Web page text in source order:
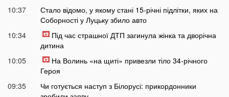
10:37
Стало відомо, у якому стані 15-річні підлітки, яких на
Соборності у Луцьку збило авто
10:34
Під час страшної ДТП загинула жінка та дворічна
дитина
10:05
На Волинь «на щиті» привезли тіло 34-річного
Героя
09:35
Чи готується наступ з Білорусі: прикордонники